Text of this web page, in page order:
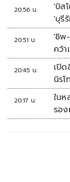
20:56 น.
'บิส
'บุรี
นัด
20:51 น.
'ชิพ
คว้
20:45 น.
เปิ
นิร
20:17 น.
ใน
รอ